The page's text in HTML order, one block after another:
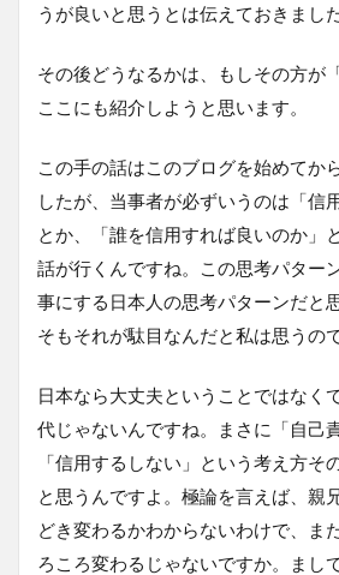
うが良いと思うとは伝えておきました
その後どうなるかは、もしその方が
ここにも紹介しようと思います。
この手の話はこのブログを始めてか
したが、当事者が必ずいうのは「信
とか、「誰を信用すれば良いのか」
話が行くんですね。この思考パター
事にする日本人の思考パターンだと
そもそれが駄目なんだと私は思うので
日本なら大丈夫ということではなく
代じゃないんですね。まさに「自己
「信用するしない」という考え方そ
と思うんですよ。極論を言えば、親
どき変わるかわからないわけで、ま
ろころ変わるじゃないですか。まし